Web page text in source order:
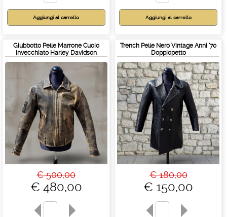
Giubbotto Pelle Marrone Cuoio
Invecchiato Harley Davidson
€ 500,00
€ 480,00
Trench Pelle Nero Vintage Anni '70
Doppiopetto
€ 180,00
€ 150,00